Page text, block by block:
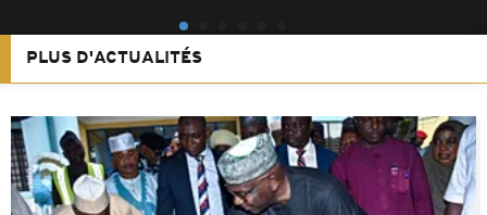
PLUS D'ACTUALITÉS